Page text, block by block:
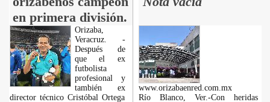
en primera división.
Orizaba,
Veracruz. -
Después de
que el ex
futbolista
profesional y
también ex
director técnico Cristóbal Ortega
www.orizabaenred.com.mx
Río Blanco, Ver.-Con heridas